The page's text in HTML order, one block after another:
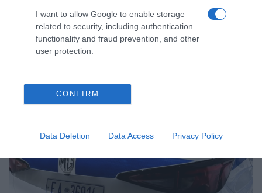
I want to allow Google to enable storage
related to security, including authentication
functionality and fraud prevention, and other
user protection.
CONFIRM
Data Deletion Data Access Privacy Policy
ΕΛΛΑΔΑ